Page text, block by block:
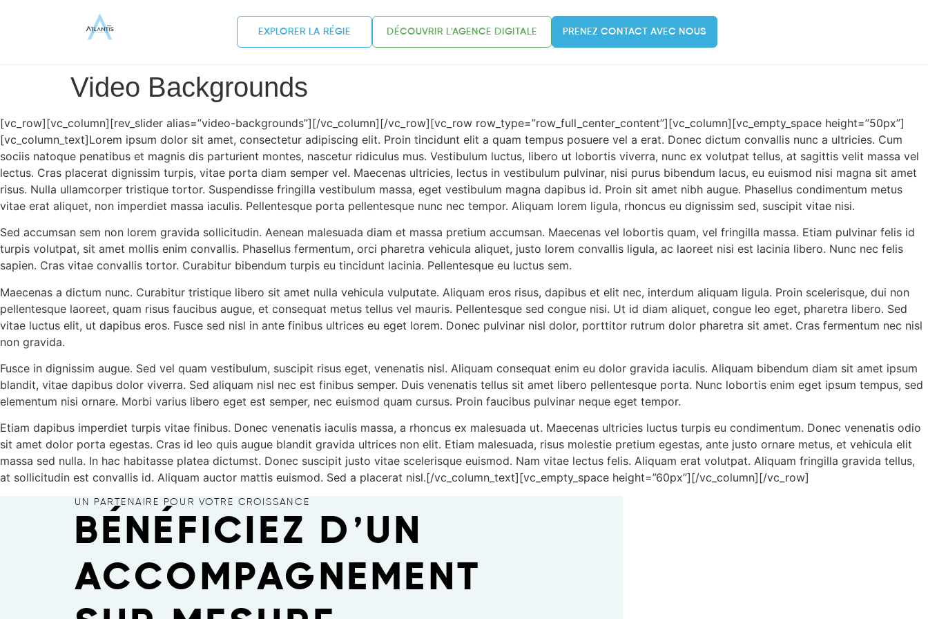
EXPLORER LA RÉGIE DÉCOUVRIR L'AGENCE DIGITALE PRENEZ CONTACT AVEC NOUS
Video Backgrounds
[vc_row][vc_column][rev_slider alias=”video-backgrounds”][/vc_column][/vc_row][vc_row row_type=”row_full_center_content”][vc_column][vc_empty_space height=”50px”]
[vc_column_text]Lorem ipsum dolor sit amet, consectetur adipiscing elit. Proin tincidunt elit a quam tempus posuere vel a erat. Donec dictum convallis nunc a ultricies. Cum
sociis natoque penatibus et magnis dis parturient montes, nascetur ridiculus mus. Vestibulum luctus, libero ut lobortis viverra, nunc ex volutpat tellus, at sagittis velit massa vel
lectus. Cras placerat dignissim turpis, vitae porta diam semper vel. Maecenas ultricies, lectus in vestibulum pulvinar, nisi purus bibendum lacus, eu euismod nisi magna sit amet
risus. Nulla ullamcorper tristique tortor. Suspendisse fringilla vestibulum massa, eget vestibulum magna dapibus id. Proin sit amet nibh augue. Phasellus condimentum metus
vitae erat aliquet, non imperdiet massa iaculis. Pellentesque porta pellentesque nunc nec tempor. Aliquam lorem ligula, rhoncus eu dignissim sed, suscipit vitae nisi.
Sed accumsan sem non lorem gravida sollicitudin. Aenean malesuada diam et massa pretium accumsan. Maecenas vel lobortis quam, vel fringilla massa. Etiam pulvinar felis id
turpis volutpat, sit amet mollis enim convallis. Phasellus fermentum, orci pharetra vehicula aliquet, justo lorem convallis ligula, ac laoreet nisi est lacinia libero. Nunc nec felis
sapien. Cras vitae convallis tortor. Curabitur bibendum turpis eu tincidunt lacinia. Pellentesque eu luctus sem.
Maecenas a dictum nunc. Curabitur tristique libero sit amet nulla vehicula vulputate. Aliquam eros risus, dapibus et elit nec, interdum aliquam ligula. Proin scelerisque, dui non
pellentesque laoreet, quam risus faucibus augue, et consequat metus tellus vel mauris. Pellentesque sed congue nisi. Ut id diam aliquet, congue leo eget, pharetra libero. Sed
vitae luctus elit, ut dapibus eros. Fusce sed nisl in ante finibus ultrices eu eget lorem. Donec pulvinar nisl dolor, porttitor rutrum dolor pharetra sit amet. Cras fermentum nec nisl
non gravida.
Fusce in dignissim augue. Sed vel quam vestibulum, suscipit risus eget, venenatis nisl. Aliquam consequat enim eu dolor gravida iaculis. Aliquam bibendum diam sit amet ipsum
blandit, vitae dapibus dolor viverra. Sed aliquam nisl nec est finibus semper. Duis venenatis tellus sit amet libero pellentesque porta. Nunc lobortis enim eget ipsum tempus, sed
elementum nisi ornare. Morbi varius libero eget est semper, nec euismod quam cursus. Proin faucibus pulvinar neque eget tempor.
Etiam dapibus imperdiet turpis vitae finibus. Donec venenatis iaculis massa, a rhoncus ex malesuada ut. Maecenas ultricies luctus turpis eu condimentum. Donec venenatis odio
sit amet dolor porta egestas. Cras id leo quis augue blandit gravida ultrices non elit. Etiam malesuada, risus molestie pretium egestas, ante justo ornare metus, et vehicula elit
massa sed nulla. In hac habitasse platea dictumst. Donec suscipit justo vitae scelerisque euismod. Nam vitae lectus felis. Aliquam erat volutpat. Aliquam fringilla gravida tellus,
at sollicitudin est convallis id. Aliquam auctor mattis euismod. Sed a placerat nisl.[/vc_column_text][vc_empty_space height=”60px”][/vc_column][/vc_row]
UN PARTENAIRE POUR VOTRE CROISSANCE
BÉNÉFICIEZ D’UN
ACCOMPAGNEMENT